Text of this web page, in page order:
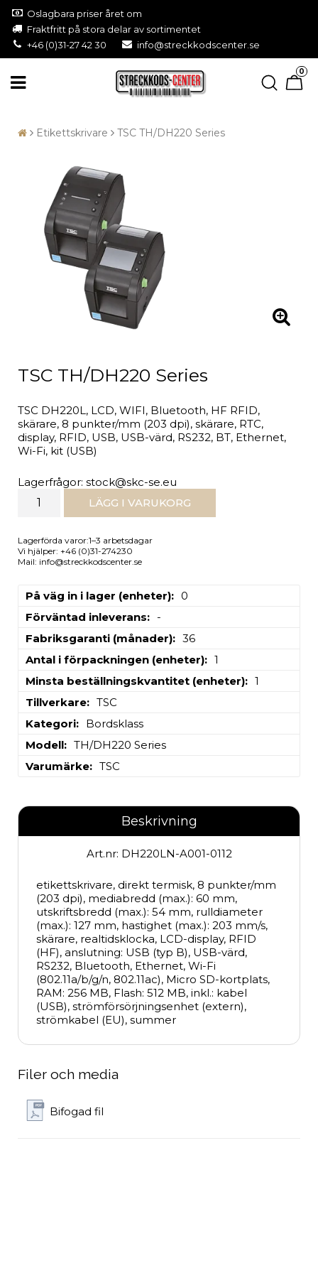
Oslagbara priser året om
Fraktfritt på stora delar av sortimentet
+46 (0)31-27 42 30
info@streckkodscenter.se
0
Etikettskrivare TSC TH/DH220 Series
TSC TH/DH220 Series
TSC DH220L, LCD, WIFI, Bluetooth, HF RFID,
skärare, 8 punkter/mm (203 dpi), skärare, RTC,
display, RFID, USB, USB-värd, RS232, BT, Ethernet,
Wi-Fi, kit (USB)
Lagerfrågor: stock@skc-se.eu
LÄGG I VARUKORG
Lagerförda varor:1–3 arbetsdagar
Vi hjälper: +46 (0)31-274230
Mail: info@streckkodscenter.se
På väg in i lager (enheter)
0
Förväntad inleverans
-
Fabriksgaranti (månader)
36
Antal i förpackningen (enheter)
1
Minsta beställningskvantitet (enheter)
1
Tillverkare
TSC
Kategori
Bordsklass
Modell
TH/DH220 Series
Varumärke
TSC
Beskrivning
Art.nr: DH220LN-A001-0112
etikettskrivare, direkt termisk, 8 punkter/mm
(203 dpi), mediabredd (max.): 60 mm,
utskriftsbredd (max.): 54 mm, rulldiameter
(max.): 127 mm, hastighet (max.): 203 mm/s,
skärare, realtidsklocka, LCD-display, RFID
(HF), anslutning: USB (typ B), USB-värd,
RS232, Bluetooth, Ethernet, Wi-Fi
(802.11a/b/g/n, 802.11ac), Micro SD-kortplats,
RAM: 256 MB, Flash: 512 MB, inkl.: kabel
(USB), strömförsörjningsenhet (extern),
strömkabel (EU), summer
Filer och media
Bifogad fil